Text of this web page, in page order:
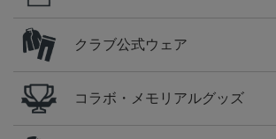
クラブ公式ウェア
コラボ・メモリアルグッズ